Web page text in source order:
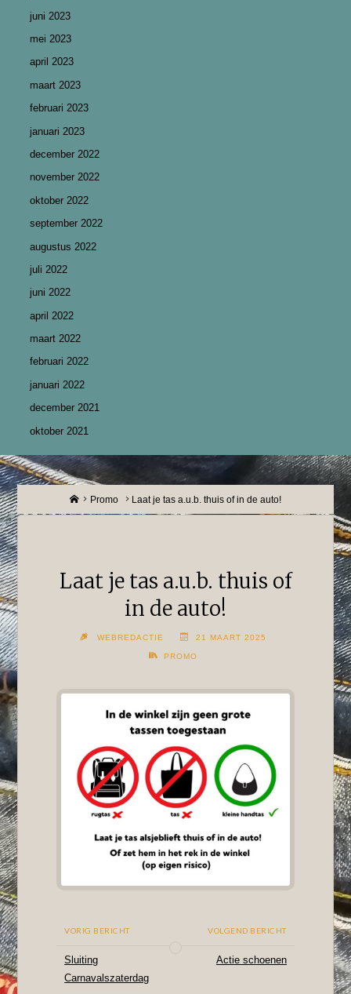
juni 2023
mei 2023
april 2023
maart 2023
februari 2023
januari 2023
december 2022
november 2022
oktober 2022
september 2022
augustus 2022
juli 2022
juni 2022
april 2022
maart 2022
februari 2022
januari 2022
december 2021
oktober 2021
HomePromo Laat je tas a.u.b. thuis of in de auto!
Laat je tas a.u.b. thuis of
in de auto!
WEBREDACTIE 21 MAART 2025
PROMO
VORIG BERICHT
Sluiting
Carnavalszaterdag
VOLGEND BERICHT
Actie schoenen